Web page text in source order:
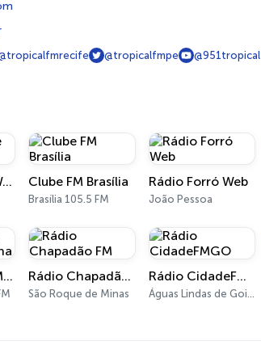
@tropicalfmpe @951tropical
Forró do Ôxe Web Rádio Clube FM Brasília
Brasília 105.5 FM
Rádio Forró Web
João Pessoa
Rádio Massa FM Serra Gaúcha Rádio Chapadão FM
São Roque de Minas
Rádio CidadeFMGO
Águas Lindas de Goiás 98.1 FM